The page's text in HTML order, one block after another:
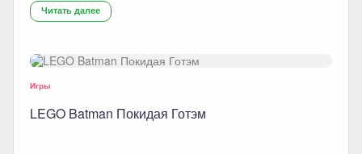
Читать далее
Игры
LEGO Batman Покидая Готэм